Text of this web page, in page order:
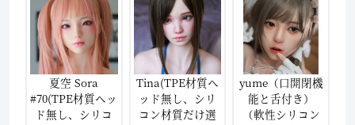
夏空 Sora
#70(TPE材質ヘッ
ド無し、シリコ
Tina(TPE材質ヘ
ッド無し、シリ
コン材質だけ選
yume（口開閉機
能と舌付き）
（軟性シリコン